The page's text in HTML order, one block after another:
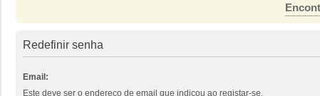
Redefinir senha
Email:
Este deve ser o endereço de email que indicou ao registar-se.